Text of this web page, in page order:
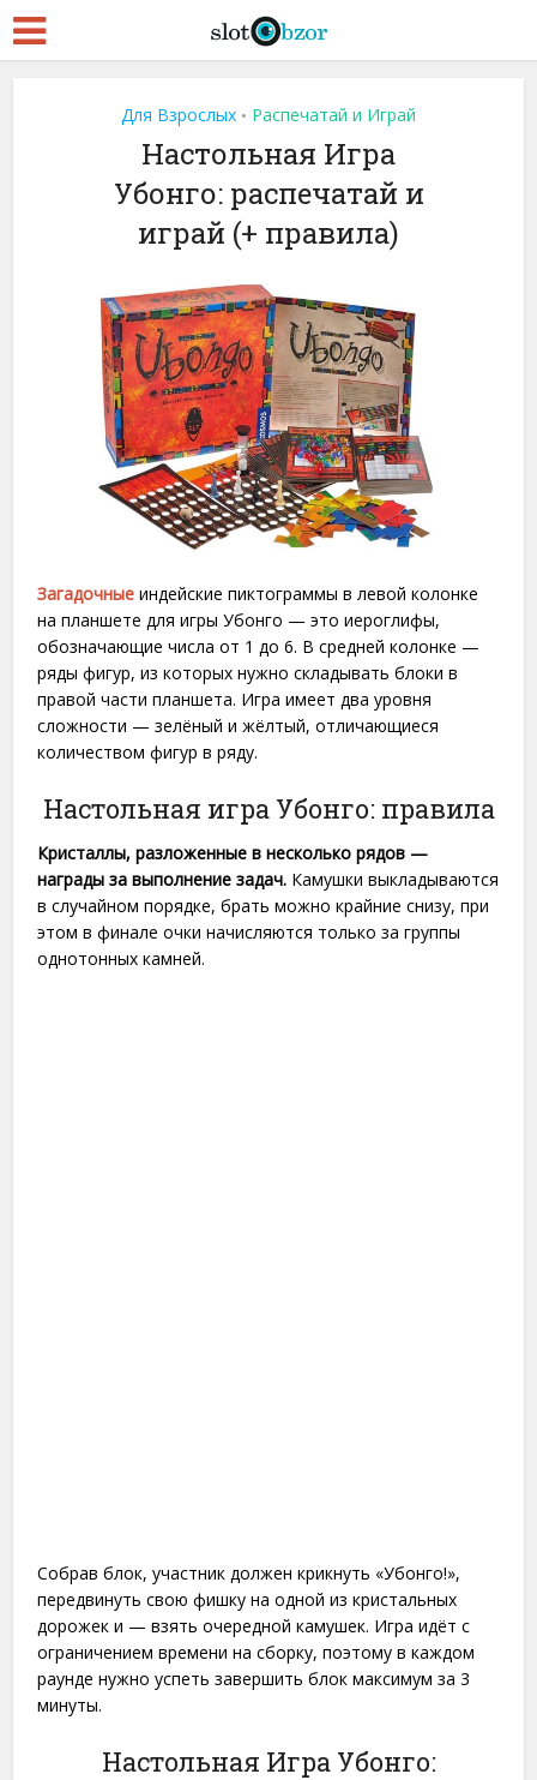
Для Взрослых • Распечатай и Играй
Настольная Игра
Убонго: распечатай и
играй (+ правила)
Загадочные индейские пиктограммы в левой колонке
на планшете для игры Убонго — это иероглифы,
обозначающие числа от 1 до 6. В средней колонке —
ряды фигур, из которых нужно складывать блоки в
правой части планшета. Игра имеет два уровня
сложности — зелёный и жёлтый, отличающиеся
количеством фигур в ряду.
Настольная игра Убонго: правила
Кристаллы, разложенные в несколько рядов —
награды за выполнение задач. Камушки выкладываются
в случайном порядке, брать можно крайние снизу, при
этом в финале очки начисляются только за группы
однотонных камней.
Собрав блок, участник должен крикнуть «Убонго!»,
передвинуть свою фишку на одной из кристальных
дорожек и — взять очередной камушек. Игра идёт с
ограничением времени на сборку, поэтому в каждом
раунде нужно успеть завершить блок максимум за 3
минуты.
Настольная Игра Убонго: